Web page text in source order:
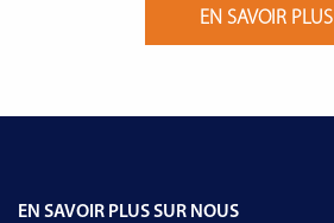
EN SAVOIR PLUS
EN SAVOIR PLUS SUR NOUS